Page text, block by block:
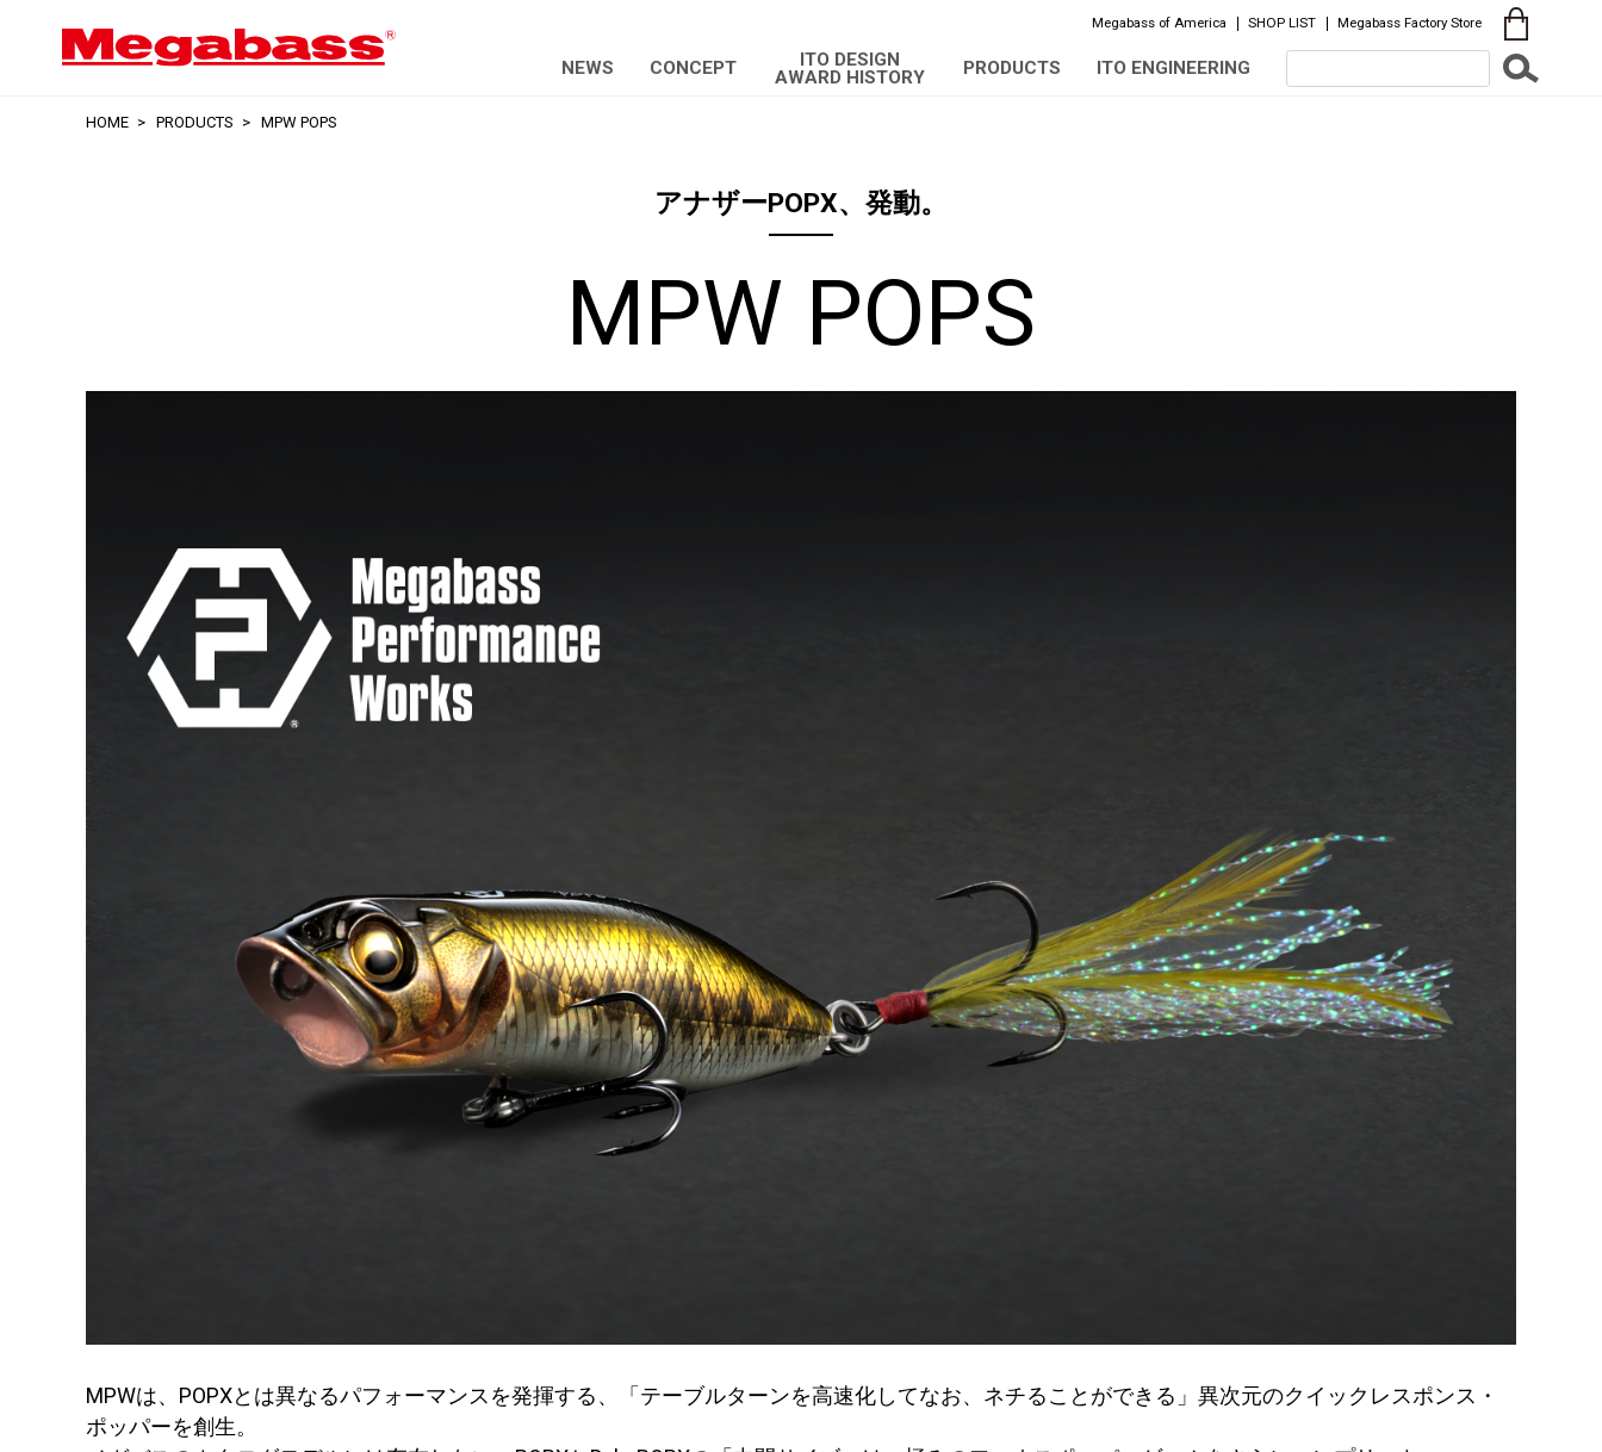
Megabass of America SHOP LIST Megabass Factory Store
NEWS CONCEPT
ITO DESIGN
AWARD HISTORY
PRODUCTS ITO ENGINEERING
HOME PRODUCTS MPW POPS
アナザーPOPX、発動。
MPW POPS
MPWは、POPXとは異なるパフォーマンスを発揮する、「テーブルターンを高速化してなお、ネチることができる」異次元のクイックレスポンス・
ポッパーを創生。